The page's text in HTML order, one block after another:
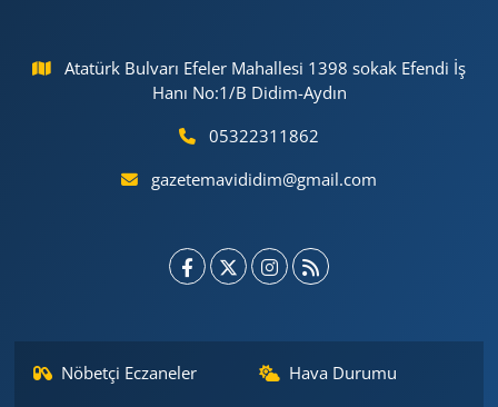
Atatürk Bulvarı Efeler Mahallesi 1398 sokak Efendi İş
Hanı No:1/B Didim-Aydın
05322311862
gazetemavididim@gmail.com
Nöbetçi Eczaneler
Hava Durumu